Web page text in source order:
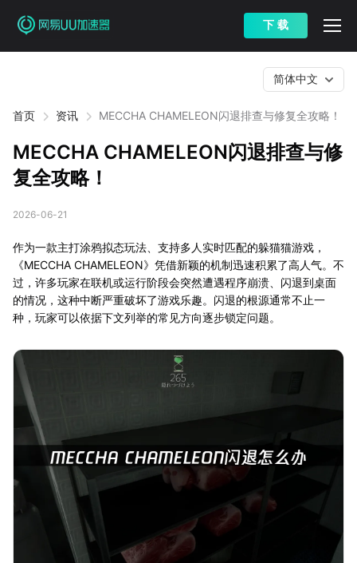
下 载
首页 资讯 MECCHA CHAMELEON闪退排查与修复全攻略！
简体中文
MECCHA CHAMELEON闪退排查与修
复全攻略！
2026-06-21
作为一款主打涂鸦拟态玩法、支持多人实时匹配的躲猫猫游戏，
《MECCHA CHAMELEON》凭借新颖的机制迅速积累了高人气。不
过，许多玩家在联机或运行阶段会突然遭遇程序崩溃、闪退到桌面
的情况，这种中断严重破坏了游戏乐趣。闪退的根源通常不止一
种，玩家可以依据下文列举的常见方向逐步锁定问题。